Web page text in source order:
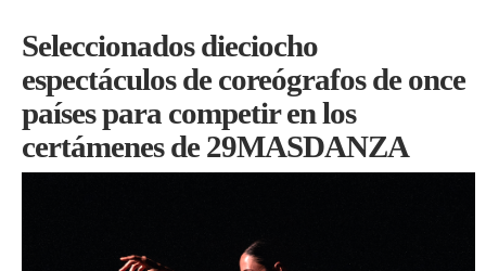
Seleccionados dieciocho
espectáculos de coreógrafos de once
países para competir en los
certámenes de 29MASDANZA